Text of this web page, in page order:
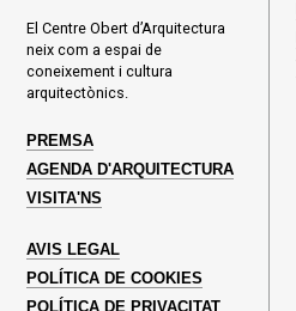
El Centre Obert d’Arquitectura
neix com a espai de
coneixement i cultura
arquitectònics.
PREMSA
AGENDA D'ARQUITECTURA
VISITA'NS
AVIS LEGAL
POLÍTICA DE COOKIES
POLÍTICA DE PRIVACITAT